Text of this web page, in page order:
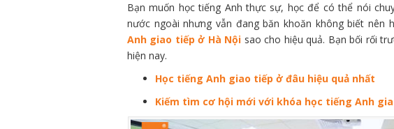
Bạn muốn học tiếng Anh thực sự, học để có thể nói
nước ngoài nhưng vẫn đang băn khoăn không biết nên
Anh giao tiếp ở Hà Nội sao cho hiệu quả. Bạn bối rối
hiện nay.
Học tiếng Anh giao tiếp ở đâu hiệu quả nhất
Kiếm tìm cơ hội mới với khóa học tiếng Anh